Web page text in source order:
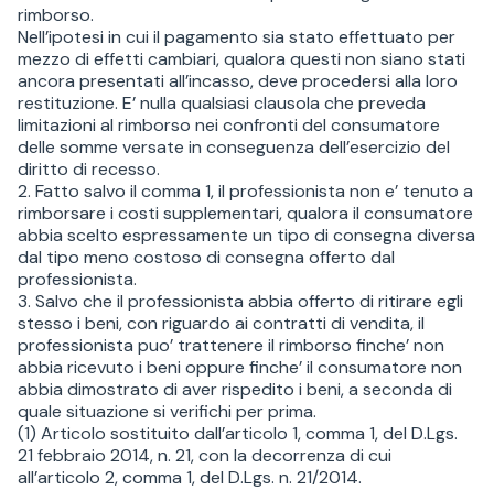
rimborso.
Nell’ipotesi in cui il pagamento sia stato effettuato per
mezzo di effetti cambiari, qualora questi non siano stati
ancora presentati all’incasso, deve procedersi alla loro
restituzione. E’ nulla qualsiasi clausola che preveda
limitazioni al rimborso nei confronti del consumatore
delle somme versate in conseguenza dell’esercizio del
diritto di recesso.
2. Fatto salvo il comma 1, il professionista non e’ tenuto a
rimborsare i costi supplementari, qualora il consumatore
abbia scelto espressamente un tipo di consegna diversa
dal tipo meno costoso di consegna offerto dal
professionista.
3. Salvo che il professionista abbia offerto di ritirare egli
stesso i beni, con riguardo ai contratti di vendita, il
professionista puo’ trattenere il rimborso finche’ non
abbia ricevuto i beni oppure finche’ il consumatore non
abbia dimostrato di aver rispedito i beni, a seconda di
quale situazione si verifichi per prima.
(1) Articolo sostituito dall’articolo 1, comma 1, del D.Lgs.
21 febbraio 2014, n. 21, con la decorrenza di cui
all’articolo 2, comma 1, del D.Lgs. n. 21/2014.